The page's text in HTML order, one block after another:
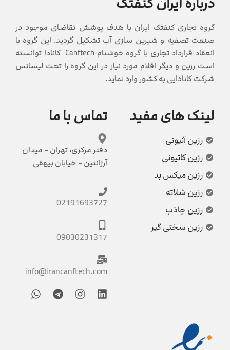
گروه تجاری کنفتک ایران با هدف پوشش تقاضای موجود در
صنعت تصفیه و شیرین سازی آب تشکیل گردید. این گروه با
انعقاد قرارداد تجاری با گروه خوشنام Canftech کانادا توانسته
است رزین و دیگر اقلام مورد نیاز در این گروه را تحت لیسانس
شرکت کانادایی به کشور وارد نماید.
لینک های مفید
رزین آنیونی
رزین کاتیونی
رزین میکس بد
رزین شلاته
رزین جاذب
رزین سختی گیر
تماس با ما
دفتر مرکزی: تهران - میدان
آرژانتین - خیابان بیهقی
02191693727
09030231317
info@irancanftech.com